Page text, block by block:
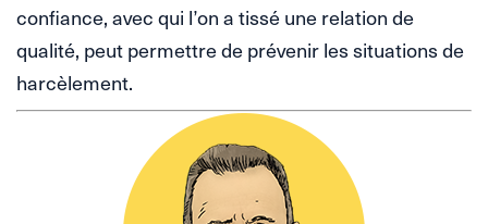
confiance, avec qui l’on a tissé une relation de
qualité, peut permettre de prévenir les situations de
harcèlement.